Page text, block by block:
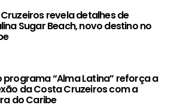
Cruzeiros revela detalhes de
Sugar Beach, novo destino no
programa “Alma Latina” reforça a
da Costa Cruzeiros com a
do Caribe